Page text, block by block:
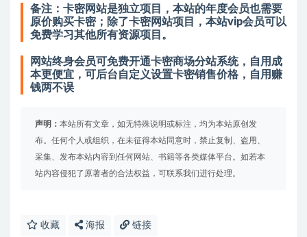
备注：卡密网站是独立项目，本站的年度会员也需要
原价购买卡密；除了卡密网站项目，本站vip会员可以
免费学习其他所有资源项目。
网站终身会员可免费开通卡密商场分站系统，自用成
本更便宜，可后台自定义设置卡密销售价格，自用赚
钱两不误
声明： 本站所有文章，如无特殊说明或标注，均为本站原创发
布。任何个人或组织，在未征得本站同意时，禁止复制、盗用、
采集、发布本站内容到任何网站、书籍等各类媒体平台。如若本
站内容侵犯了原著者的合法权益，可联系我们进行处理。
收藏 海报 链接